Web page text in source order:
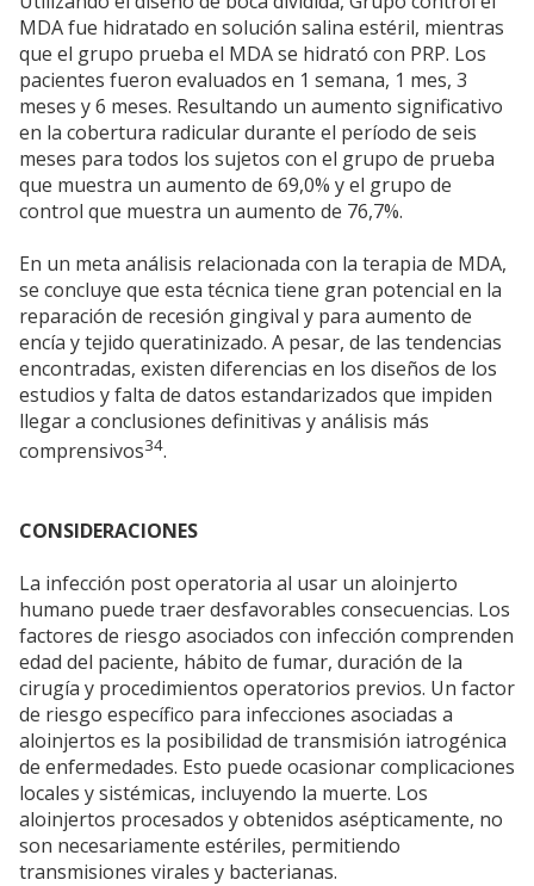
MDA fue hidratado en solución salina estéril, mientras
que el grupo prueba el MDA se hidrató con PRP. Los
pacientes fueron evaluados en 1 semana, 1 mes, 3
meses y 6 meses. Resultando un aumento significativo
en la cobertura radicular durante el período de seis
meses para todos los sujetos con el grupo de prueba
que muestra un aumento de 69,0% y el grupo de
control que muestra un aumento de 76,7%.
En un meta análisis relacionada con la terapia de MDA,
se concluye que esta técnica tiene gran potencial en la
reparación de recesión gingival y para aumento de
encía y tejido queratinizado. A pesar, de las tendencias
encontradas, existen diferencias en los diseños de los
estudios y falta de datos estandarizados que impiden
llegar a conclusiones definitivas y análisis más
comprensivos34.
CONSIDERACIONES
La infección post operatoria al usar un aloinjerto
humano puede traer desfavorables consecuencias. Los
factores de riesgo asociados con infección comprenden
edad del paciente, hábito de fumar, duración de la
cirugía y procedimientos operatorios previos. Un factor
de riesgo específico para infecciones asociadas a
aloinjertos es la posibilidad de transmisión iatrogénica
de enfermedades. Esto puede ocasionar complicaciones
locales y sistémicas, incluyendo la muerte. Los
aloinjertos procesados y obtenidos asépticamente, no
son necesariamente estériles, permitiendo
transmisiones virales y bacterianas.